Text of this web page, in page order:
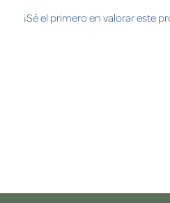
¡Sé el primero en valorar este